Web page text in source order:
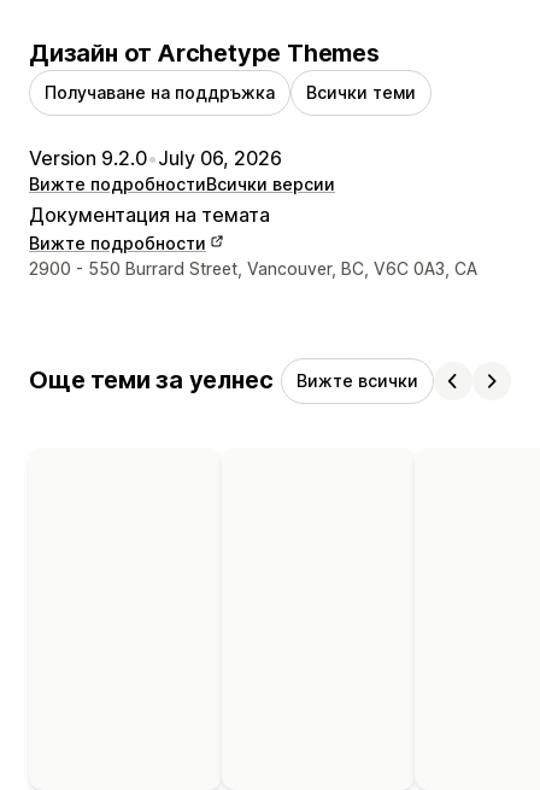
Дизайн от Archetype Themes
Получаване на поддръжка Всички теми
Version 9.2.0•July 06, 2026
Вижте подробностиВсички версии
Документация на темата
Вижте подробности
Данни за връзка с дизайнера
2900 - 550 Burrard Street, Vancouver, BC, V6C 0A3, CA
Още теми за уелнес Вижте всички